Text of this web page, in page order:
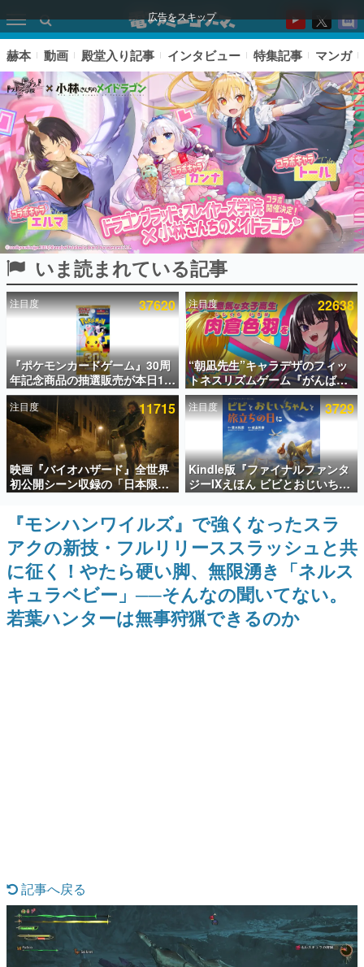
広告をスキップ
ピックアップ
電ファミのいま読まれている記事ランキング
アプリセール情報
インタビュー
連載・特集一覧
殿堂入り記事
SNS拡散数が数千以上！ ページビュー数万以上！ などな
ど。多くの人々に読まれた、電ファミ渾身の“殿堂入り”記
事をまとめました。
ゲームの企画書
名作ゲームクリエイターの方々に製作時のエピソードをお
聞きし、ヒットする企画（ゲーム）とは何か？を探ってい
きます。
赫本
この物語を解いてはいけない。『赫本』は、〈試験問題〉
の形をした短編ホラー小説集です。
なんでゲームは面白い？
ゲーム開発者・hamatsu氏がゲームの魅力を画面や操作の
具体的な形から解き明かしていく、硬派で骨太な評論連載
です。
赫本 動画 殿堂入り記事 インタビュー 特集記事 マンガ
いま読まれている記事
注目度 37620
『ポケモンカードゲーム』30周
年記念商品の抽選販売が本日12
時より開始。拡張パック「30th
CELEBRATION」のボックス
に、「プレミアムデッキセット
エーフィ・ブラッキー」
「FUTURISTIC BOX」の計3商
品
注目度 22638
“朝凪先生”キャラデザのフィッ
トネスリズムゲーム『がんば
れ！チアリズム』Steamストア
ページが公開。キャラクターの
CVは陽向葵ゅかさん
注目度 11715
映画『バイオハザード』全世界
初公開シーン収録の「日本限
定」予告映像が解禁。バイオの
日（8月10日）にあわせて、
「ラクーンシティ総合病院」へ
行く配達人の姿が披露
注目度 3729
Kindle版『ファイナルファンタ
ジーIXえほん ビビとおじいちゃ
んと旅立ちの日に』が半額の
「660円」となるセールが開催
中。原作スタッフの青木和彦氏
と板鼻利幸氏による「ビビ」の
前日譚
『モンハンワイルズ』で強くなったスラ
アクの新技・フルリリーススラッシュと共
に征く！やたら硬い脚、無限湧き「ネルス
キュラベビー」──そんなの聞いてない。
若葉ハンターは無事狩猟できるのか
記事へ戻る